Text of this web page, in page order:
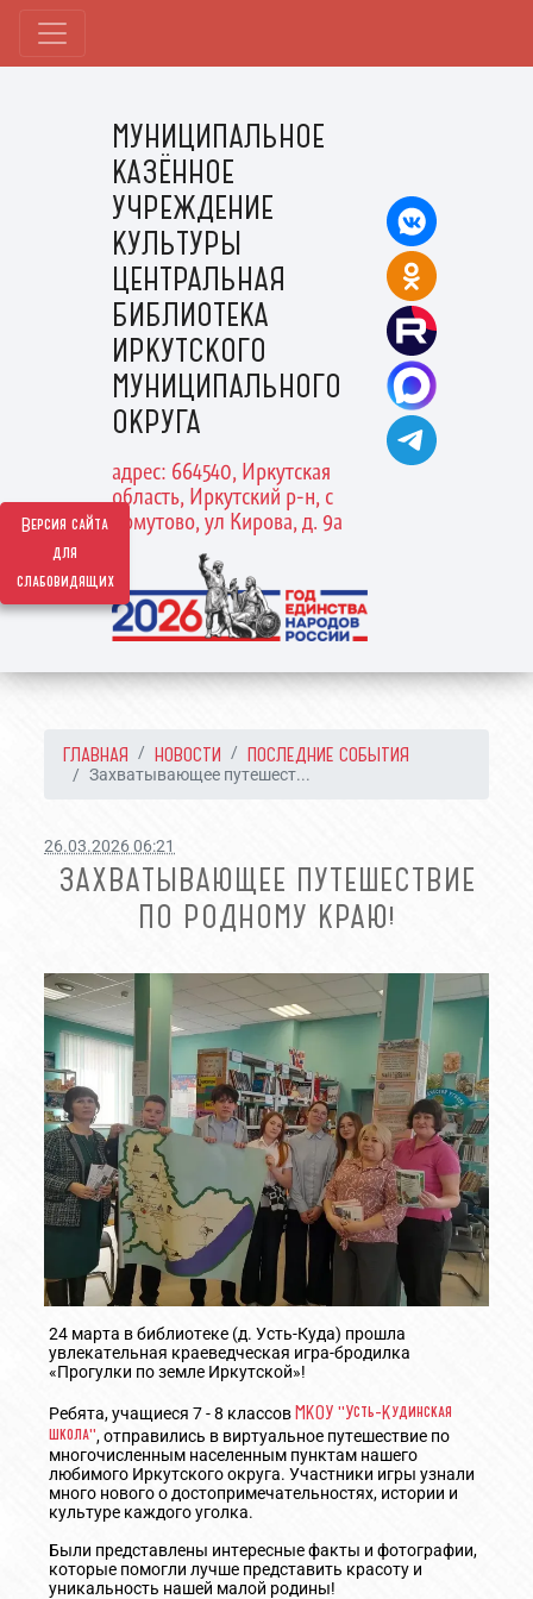
Версия сайта
для
слабовидящих
МУНИЦИПАЛЬНОЕ
КАЗЁННОЕ
УЧРЕЖДЕНИЕ
КУЛЬТУРЫ
ЦЕНТРАЛЬНАЯ
БИБЛИОТЕКА
ИРКУТСКОГО
МУНИЦИПАЛЬНОГО
ОКРУГА
адрес: 664540, Иркутская
область, Иркутский р-н, с
Хомутово, ул Кирова, д. 9а
ГЛАВНАЯ НОВОСТИ ПОСЛЕДНИЕ СОБЫТИЯ
Захватывающее путешест...
26.03.2026 06:21
ЗАХВАТЫВАЮЩЕЕ ПУТЕШЕСТВИЕ
ПО РОДНОМУ КРАЮ!
24 марта в библиотеке (д. Усть-Куда) прошла
увлекательная краеведческая игра-бродилка
«Прогулки по земле Иркутской»!
Ребята, учащиеся 7 - 8 классов МКОУ "Усть-Кудинская
школа", отправились в виртуальное путешествие по
многочисленным населенным пунктам нашего
любимого Иркутского округа. Участники игры узнали
много нового о достопримечательностях, истории и
культуре каждого уголка.
Были представлены интересные факты и фотографии,
которые помогли лучше представить красоту и
уникальность нашей малой родины!